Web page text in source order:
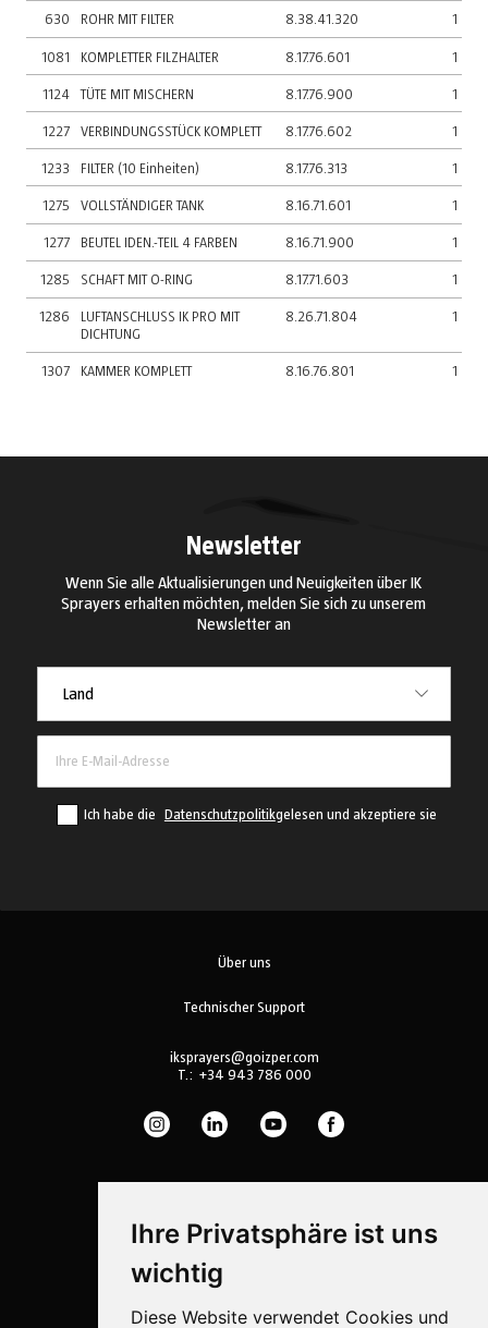
Ihre Privatsphäre ist uns
wichtig
Diese Website verwendet Cookies und
630 ROHR MIT FILTER 8.38.41.320 1
1081 KOMPLETTER FILZHALTER 8.17.76.601 1
1124 TÜTE MIT MISCHERN 8.17.76.900 1
1227 VERBINDUNGSSTÜCK KOMPLETT 8.17.76.602 1
1233 FILTER (10 Einheiten) 8.17.76.313 1
1275 VOLLSTÄNDIGER TANK 8.16.71.601 1
1277 BEUTEL IDEN.-TEIL 4 FARBEN 8.16.71.900 1
1285 SCHAFT MIT O-RING 8.17.71.603 1
1286
LUFTANSCHLUSS IK PRO MIT
DICHTUNG
8.26.71.804 1
1307 KAMMER KOMPLETT 8.16.76.801 1
Newsletter
Wenn Sie alle Aktualisierungen und Neuigkeiten über IK
Sprayers erhalten möchten, melden Sie sich zu unserem
Newsletter an
Land
Ich habe die Datenschutzpolitikgelesen und akzeptiere sie
Über uns
Technischer Support
iksprayers@goizper.com
T.: +34 943 786 000